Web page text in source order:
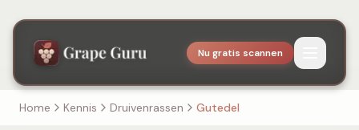
Nu gratis scannen
Home Kennis Druivenrassen Gutedel